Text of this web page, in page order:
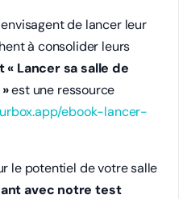
de lancer leur
à consolider leurs
Lancer sa salle de
est une ressource
ebook-lancer-
le potentiel de votre salle
avec notre test